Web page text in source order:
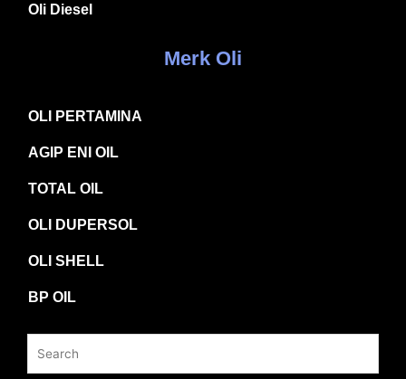
Oli Diesel
Merk Oli
OLI PERTAMINA
AGIP ENI OIL
TOTAL OIL
OLI DUPERSOL
OLI SHELL
BP OIL